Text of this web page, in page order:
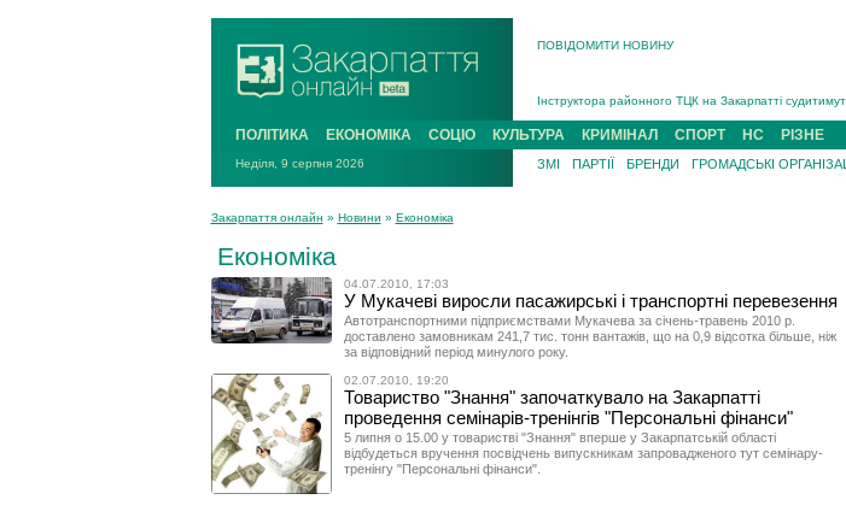
ПОВІДОМИТИ НОВИНУ
Інструктора районного ТЦК на Закарпатті
В Ужгороді попрощаються із полеглим на війні з
В Ужгороді 5 серпня попрощаються із захисником
Підтвердили загибель захисника із Нанкова на
ПОЛІТИКА ЕКОНОМІКА СОЦІО КУЛЬТУРА КРИМІНАЛ СПОРТ НС РІЗНЕ
Неділя, 9 серпня 2026 ЗМІ ПАРТІЇ БРЕНДИ ГРОМАДСЬКІ
Закарпаття онлайн » Новини » Економіка
Економіка
04.07.2010, 17:03
У Мукачеві виросли пасажирські і транспортні перевезення
Автотранспортними підприємствами Мукачева за січень-травень 2010 р.
доставлено замовникам 241,7 тис. тонн вантажів, що на 0,9 відсотка більше, ніж
за відповідний період минулого року.
02.07.2010, 19:20
Товариство "Знання" започаткувало на Закарпатті
проведення семінарів-тренінгів "Персональні фінанси"
5 липня о 15.00 у товаристві "Знання" вперше у Закарпатській області
відбудеться вручення посвідчень випускникам запровадженого тут семінару-
тренінгу "Персональні фінанси".